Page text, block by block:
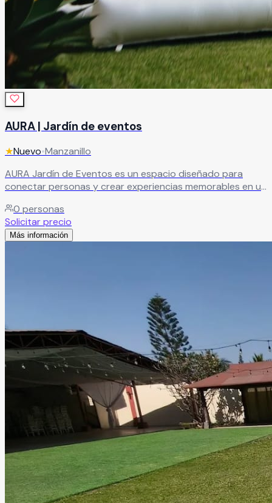
AURA | Jardín de eventos
★Nuevo•Manzanillo
AURA Jardín de Eventos es un espacio diseñado para
conectar personas y crear experiencias memorables en un
recinto es ideal para celebrar eventos sociales y
empresariales como bodas, XV años, aniversarios,
graduaciones, reuniones corporativas, conferencias y
transforma en un momento único para compartir junto a
familiares, amigos o colaboradores.Leer más
0 personas
Solicitar precio
Más información